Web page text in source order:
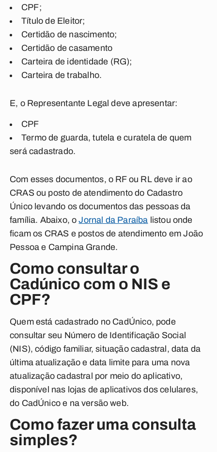
CPF;
Título de Eleitor;
Certidão de nascimento;
Certidão de casamento
Carteira de identidade (RG);
Carteira de trabalho.
E, o Representante Legal deve apresentar:
CPF
Termo de guarda, tutela e curatela de quem
será cadastrado.
Com esses documentos, o RF ou RL deve ir ao
CRAS ou posto de atendimento do Cadastro
Único levando os documentos das pessoas da
família. Abaixo, oJornal da Paraíba listou onde
ficam os CRAS e postos de atendimento em João
Pessoa e Campina Grande.
Como consultar o
Cadúnico com o NIS e
CPF?
Quem está cadastrado no CadÚnico, pode
consultar seu Número de Identificação Social
(NIS), código familiar, situação cadastral, data da
última atualização e data limite para uma nova
atualização cadastral por meio do aplicativo,
disponível nas lojas de aplicativos dos celulares,
do CadÚnico e na versão web.
Como fazer uma consulta
simples?